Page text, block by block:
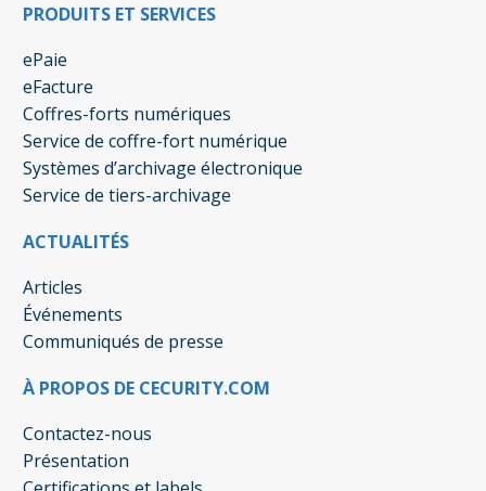
PRODUITS ET SERVICES
ePaie
eFacture
Coffres-forts numériques
Service de coffre-fort numérique
Systèmes d’archivage électronique
Service de tiers-archivage
ACTUALITÉS
Articles
Événements
Communiqués de presse
À PROPOS DE CECURITY.COM
Contactez-nous
Présentation